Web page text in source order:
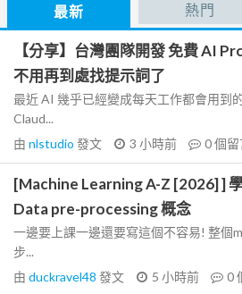
最新 熱門
【分享】台灣團隊開發 免費 AI
不用再到處找提示詞了
最近 AI 幾乎已經變成每天工作都會用到
Claud...
由 nlstudio 發文 3 小時前 0個留
[Machine Learning A-Z [2026] ]
Data pre-processing 概念
一邊要上課一邊還要寫這個不容易! 整個
步...
由 duckravel48 發文 5 小時前 0